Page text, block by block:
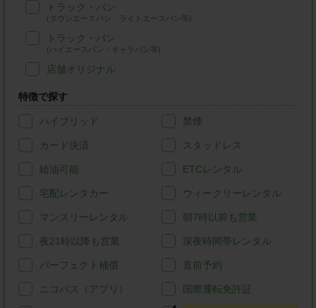
トラック・バン
(タウンエースバン、ライトエースバン等)
トラック・バン
(ハイエースバン・キャラバン等)
店舗オリジナル
特徴で探す
ハイブリッド 禁煙
カード決済 スタッドレス
給油可能 ETCレンタル
宅配レンタカー ウィークリーレンタル
マンスリーレンタル 朝7時以前も営業
夜21時以降も営業 深夜時間帯レンタル
パーフェクト補償 直前予約
ニコパス（アプリ） 国際運転免許証